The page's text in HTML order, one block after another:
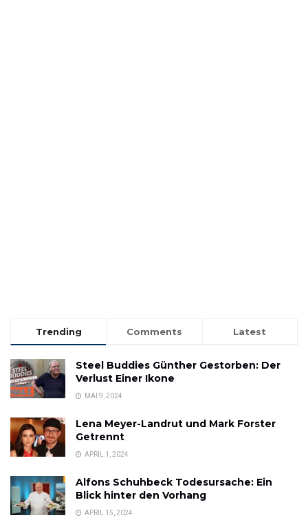
Trending Comments Latest
Steel Buddies Günther Gestorben: Der
Verlust Einer Ikone
MAI 9, 2024
Lena Meyer-Landrut und Mark Forster
Getrennt
APRIL 1, 2024
Alfons Schuhbeck Todesursache: Ein
Blick hinter den Vorhang
APRIL 15, 2024